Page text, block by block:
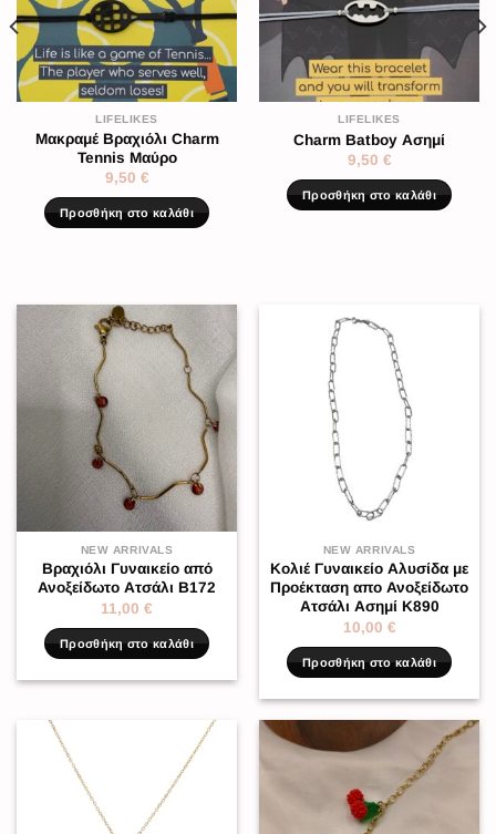
LIFELIKES
Μακραμέ Βραχιόλι Charm
Tennis Μαύρο
9,50 €
Προσθήκη στο καλάθι
LIFELIKES
Charm Batboy Ασημί
9,50 €
Προσθήκη στο καλάθι
NEW ARRIVALS
Βραχιόλι Γυναικείο από
Ανοξείδωτο Ατσάλι Β172
11,00 €
Προσθήκη στο καλάθι
NEW ARRIVALS
Κολιέ Γυναικείο Αλυσίδα με
Προέκταση απο Ανοξείδωτο
Ατσάλι Ασημί K890
10,00 €
Προσθήκη στο καλάθι